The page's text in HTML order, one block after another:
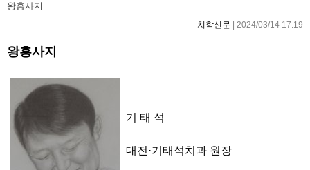
왕흥사지
치학신문 | 2024/03/14 17:19
왕흥사지
기 태 석
대전·기태석치과 원장